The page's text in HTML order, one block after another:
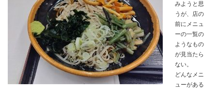
みようと思
うが、店の
前にメニュ
ーの一覧の
ようなもの
が見当たら
ない。
どんなメニ
ューがある